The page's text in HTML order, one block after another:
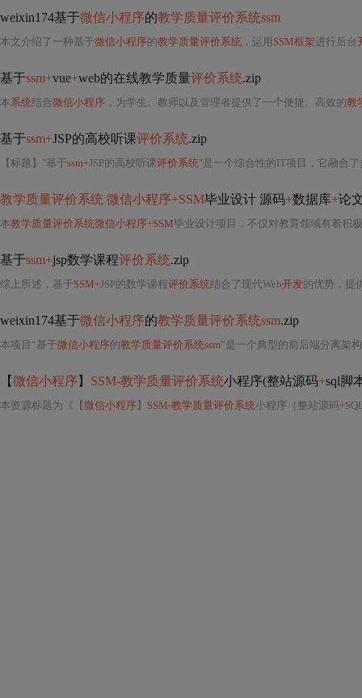
weixin174基于微信小程序的教学质量评价系统ssm
本文介绍了一种基于微信小程序的教学质量评价系统 ，运用 SSM框架进行后台
基于ssm+vue+web的在线教学质量评价系统.zip
本系统结合微信小程序 ，为学生、教师以及管理者提供了一个便捷、高效的教
基于ssm+JSP的高校听课评价系统.zip
【标题】"基于ssm+JSP的高校听课评价系统"是一个综合性的IT项目，它融合
教学质量评价系统 微信小程序+SSM毕业设计 源码+数据库+论
本教学质量评价系统微信小程序+SSM毕业设计项目，不仅对教育领域有着积极
基于ssm+jsp数学课程评价系统.zip
综上所述，基于SSM+JSP的数学课程评价系统结合了现代Web开发的优势，提
weixin174基于微信小程序的教学质量评价系统ssm.zip
本项目“基于微信小程序的教学质量评价系统ssm”是一个典型的前后端分离架
【微信小程序】 SSM-教学质量评价系统小程序(整站源码+sql脚
本资源标题为《【微信小程序】 SSM-教学质量评价系统小程序（整站源码+